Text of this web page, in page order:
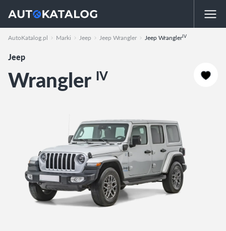
AutoKatalog.pl Marki Jeep Jeep Wrangler Jeep WranglerIV
Jeep
Wrangler IV